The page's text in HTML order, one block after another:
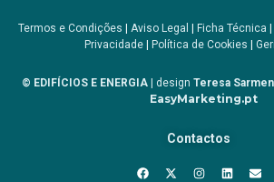
Termos e Condições | Aviso Legal | Ficha Técnica |
Privacidade| Política de Cookies |
© EDIFÍCIOS E ENERGIA | design Teresa
EasyMarketing.pt
Contactos